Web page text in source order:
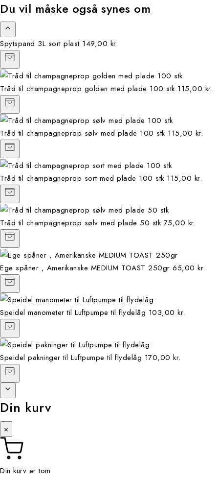
Du vil måske også synes om
Spytspand 3L sort plast 149,00 kr.
Tråd til champagneprop golden med plade 100 stk 115,00 kr.
Tråd til champagneprop sølv med plade 100 stk 115,00 kr.
Tråd til champagneprop sort med plade 100 stk 115,00 kr.
Tråd til champagneprop sølv med plade 50 stk 75,00 kr.
Ege spåner , Amerikanske MEDIUM TOAST 250gr 65,00 kr.
Speidel manometer til Luftpumpe til flydelåg 103,00 kr.
Speidel pakninger til Luftpumpe til flydelåg 170,00 kr.
Din kurv
×
Din kurv er tom